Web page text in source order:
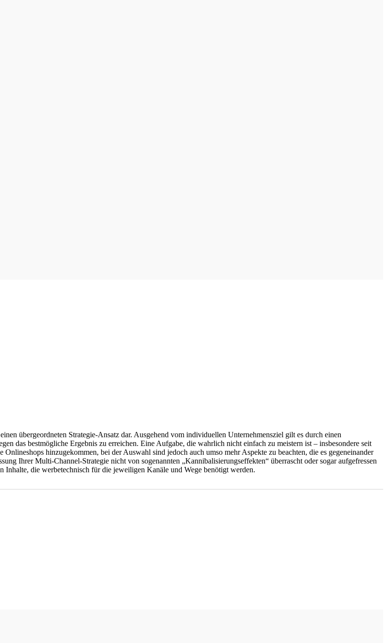
übergeordneten Strategie-Ansatz dar. Ausgehend vom individuellen Unternehmensziel gilt es durch einen
das bestmögliche Ergebnis zu erreichen. Eine Aufgabe, die wahrlich nicht einfach zu meistern ist – insbesondere seit
hinzugekommen, bei der Auswahl sind jedoch auch umso mehr Aspekte zu beachten, die es gegeneinander
Ihrer Multi-Channel-Strategie nicht von sogenannten „Kannibalisierungseffekten“ überrascht oder sogar aufgefressen
die werbetechnisch für die jeweiligen Kanäle und Wege benötigt werden.